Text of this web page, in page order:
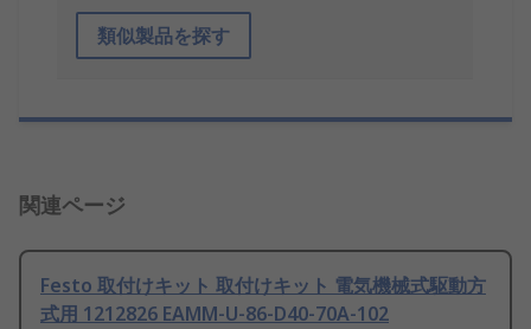
類似製品を探す
関連ページ
Festo 取付けキット 取付けキット 電気機械式駆動方
式用 1212826 EAMM-U-86-D40-70A-102